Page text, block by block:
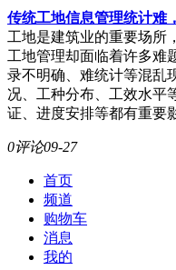
传统工地信息管理统计难
工地是建筑业的重要场所
工地管理却面临着许多难
录不明确、难统计等混乱
况、工种分布、工效水平
证、进度安排等都有重要
0评论09-27
首页
频道
购物车
消息
我的